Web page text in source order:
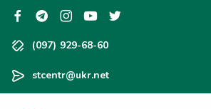
(097) 929-68-60
stcentr@ukr.net